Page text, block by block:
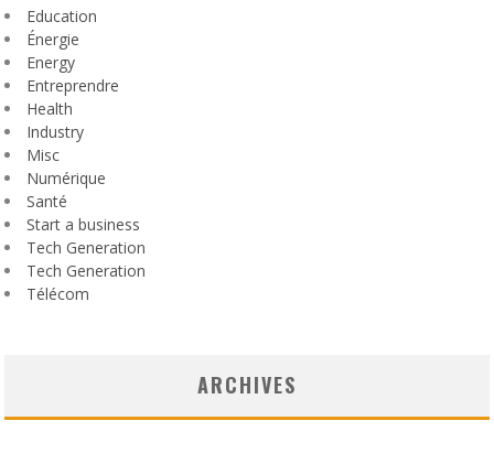
Education
Énergie
Energy
Entreprendre
Health
Industry
Misc
Numérique
Santé
Start a business
Tech Generation
Tech Generation
Télécom
ARCHIVES